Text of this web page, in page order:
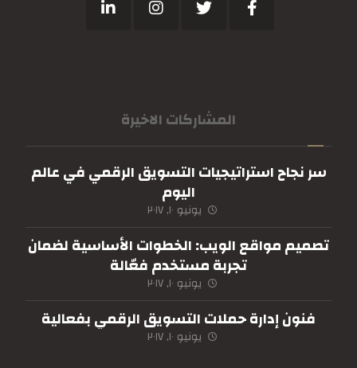
المشاركات الاخيرة
سر نجاح استراتيجيات التسويق الرقمي في عالم
اليوم
يونيو ١٠, ٢٠١٧
تصميم مواقع الويب: الخطوات الأساسية لضمان
تجربة مستخدم فعّالة
يونيو ١٠, ٢٠١٧
فنون إدارة حملات التسويق الرقمي بفعالية
يونيو ١٠, ٢٠١٧